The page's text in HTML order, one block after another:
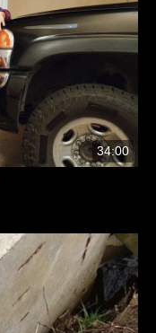
34:00